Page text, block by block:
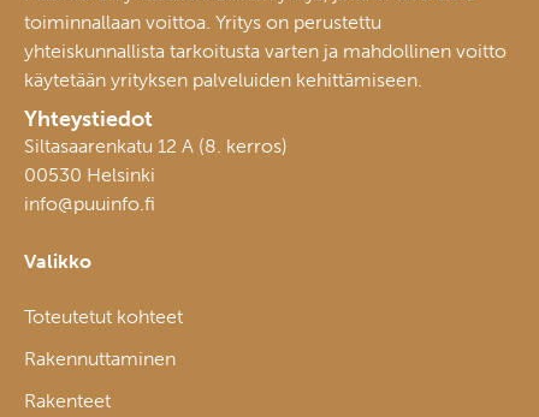
toiminnallaan voittoa. Yritys on perustettu
yhteiskunnallista tarkoitusta varten ja mahdollinen voitto
käytetään yrityksen palveluiden kehittämiseen.
Yhteystiedot
Siltasaarenkatu 12 A (8. kerros)
00530 Helsinki
info@puuinfo.fi
Valikko
Toteutetut kohteet
Rakennuttaminen
Rakenteet